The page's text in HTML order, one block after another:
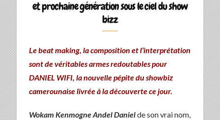
et prochaine génération sous le ciel du show
bizz
Le beat making, la composition et l’interprétation
sont de véritables armes redoutables pour
DANIEL WIFI, la nouvelle pépite du showbiz
camerounaise livrée à la découverte ce jour.
Wokam Kenmogne Andel Danielde son vrai nom,